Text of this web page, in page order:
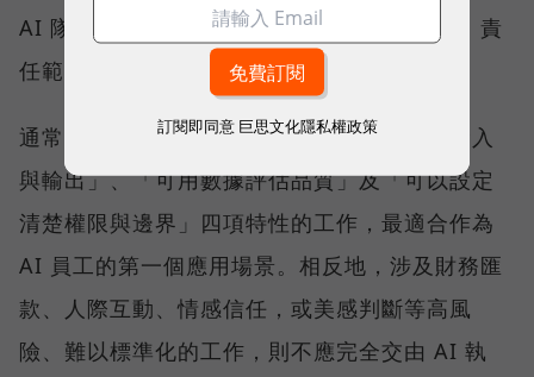
AI 隊友前，也必須先清楚界定它的工作內容、責
任範圍與目標，再進入招募階段。
通常具備「高頻率、重複性高」、「有明確輸入
與輸出」、「可用數據評估品質」及「可以設定
清楚權限與邊界」四項特性的工作，最適合作為
AI 員工的第一個應用場景。相反地，涉及財務匯
款、人際互動、情感信任，或美感判斷等高風
險、難以標準化的工作，則不應完全交由 AI 執
訂閱即同意 巨思文化隱私權政策